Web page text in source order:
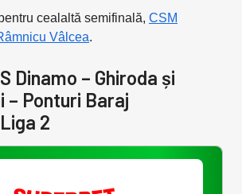
cealaltă semifinală, CSM
Vâlcea.
Dinamo – Ghiroda și
– Ponturi Baraj
2